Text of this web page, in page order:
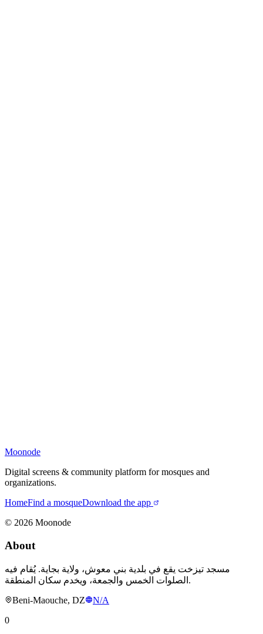
Moonode
Digital screens & community platform for mosques and
organizations.
HomeFind a mosqueDownload the app
© 2026 Moonode
About
مسجد تيزخت يقع في بلدية بني معوش، ولاية بجاية. يُقام فيه
الصلوات الخمس والجمعة، ويخدم سكان المنطقة.
Beni-Maouche, DZ
N/A
0